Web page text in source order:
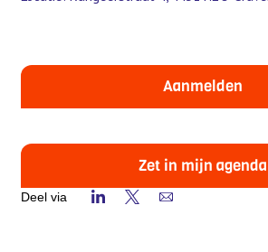
Aanmelden
Zet in mijn agenda
Deel via